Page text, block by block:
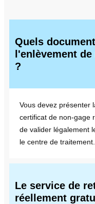
Quels
l'enlèvement
?
Vous devez présenter
certificat de non-gage
de valider légalement
le centre de traitement.
Le service de
réellement